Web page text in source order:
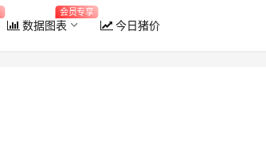
数据图表
会员专享
今日猪价